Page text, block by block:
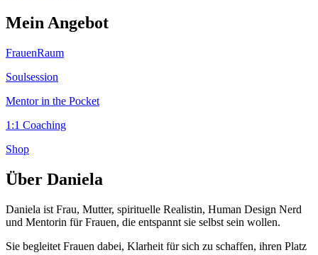
Mein Angebot
FrauenRaum
Soulsession
Mentor in the Pocket
1:1 Coaching
Shop
Über Daniela
Daniela ist Frau, Mutter, spirituelle Realistin, Human Design Nerd
und Mentorin für Frauen, die entspannt sie selbst sein wollen.
Sie begleitet Frauen dabei, Klarheit für sich zu schaffen, ihren Platz